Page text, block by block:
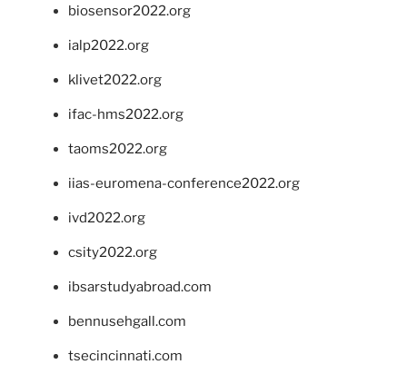
biosensor2022.org
ialp2022.org
klivet2022.org
ifac-hms2022.org
taoms2022.org
iias-euromena-conference2022.org
ivd2022.org
csity2022.org
ibsarstudyabroad.com
bennusehgall.com
tsecincinnati.com